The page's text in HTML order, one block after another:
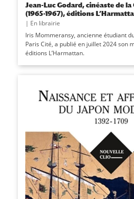
Jean-Luc Godard, cinéaste de
(1965-1967), éditions
| En librairie
Iris Mommeransy, ancienne étudiant
Paris Cité, a publié en juillet 2024 son
éditions L’Harmattan.